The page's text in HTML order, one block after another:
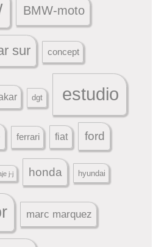
BMW-moto
sur concept
dgt estudio
ferrari fiat ford
j-j honda hyundai
marc marquez